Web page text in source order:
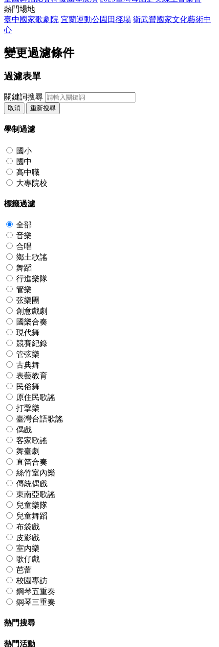
熱門場地
臺中國家歌劇院 宜蘭運動公園田徑場 衛武營國家文化藝術中
心
變更過濾條件
過濾表單
關鍵詞搜尋
取消 重新搜尋
學制過濾
國小
國中
高中職
大專院校
標籤過濾
全部
音樂
合唱
鄉土歌謠
舞蹈
行進樂隊
管樂
弦樂團
創意戲劇
國樂合奏
現代舞
競賽紀錄
管弦樂
古典舞
表藝教育
民俗舞
原住民歌謠
打擊樂
臺灣台語歌謠
偶戲
客家歌謠
舞臺劇
直笛合奏
絲竹室內樂
傳統偶戲
東南亞歌謠
兒童樂隊
兒童舞蹈
布袋戲
皮影戲
室內樂
歌仔戲
芭蕾
校園專訪
鋼琴五重奏
鋼琴三重奏
熱門搜尋
熱門活動